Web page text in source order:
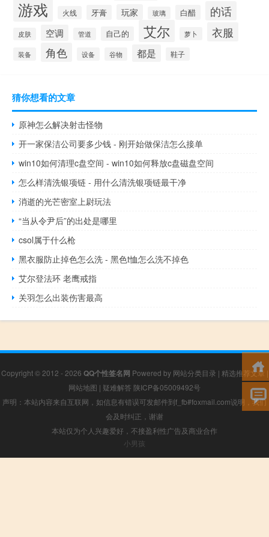
游戏 火线 牙膏 玩家 玻璃 白醋 的话
皮肤 空调 管道 自己的 艾尔 萝卜 衣服
装备 角色 设备 谷物 都是 鞋子
猜你想看的文章
原神怎么解决射击怪物
开一家保洁公司要多少钱 - 刚开始做保洁怎么接单
win10如何清理c盘空间 - win10如何释放c盘磁盘空间
怎么样清洗银项链 - 用什么清洗银项链最干净
消逝的光芒密室上尉玩法
“当从令尹后”的出处是哪里
csol属于什么枪
黑衣服防止掉色怎么洗 - 黑色t恤怎么洗不掉色
艾尔登法环 老鹰戒指
关羽怎么出装伤害最高
Copyright © 2012 - 2026 QQ个性签名网 Powered by 网站分类目录 | 精选推荐文章 |
网站地图 | 疑难解答 陕ICP备05009492号
声明：本站内容来自互联网，如信息有错误可发邮件到f_fb#foxmail.com说明，我们
会及时纠正，谢谢
本站仅为个人兴趣爱好，不接盈利性广告及商业合作
小男孩